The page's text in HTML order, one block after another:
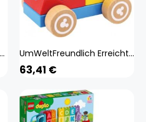
FISHER-PRICE CDH40 Lernspaß Liederbuch (blau), Baby-Spielzeug mit Musik, Lernspielzeug UmWeltFreundlich Erreicht mit Farbe auf Wasserbase Solid Qualität für Langfristige Nuttzung Stimt Die Allgemeine entwicklung Mehr als nur Spielzeug! Lernspielzeug ist für die Gesamtentwicklung von wesentlicher Bedeutung. Die Entwicklungsaspekte in dieser
63,41 €